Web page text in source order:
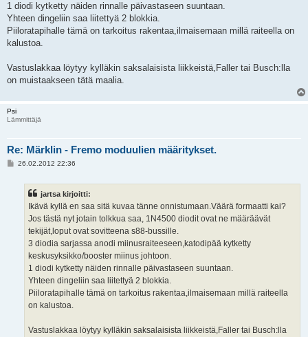
1 diodi kytketty näiden rinnalle päivastaseen suuntaan.
Yhteen dingeliin saa liitettyä 2 blokkia.
Piiloratapihalle tämä on tarkoitus rakentaa,ilmaisemaan millä raiteella on
kalustoa.
Vastuslakkaa löytyy kylläkin saksalaisista liikkeistä,Faller tai Busch:lla
on muistaakseen tätä maalia.
Psi
Lämmittäjä
Re: Märklin - Fremo moduulien määritykset.
V26.02.2012 22:36
jartsa kirjoitti:
Ikävä kyllä en saa sitä kuvaa tänne onnistumaan.Väärä formaatti kai?
Jos tästä nyt jotain tolkkua saa, 1N4500 diodit ovat ne määräävät
tekijät,loput ovat sovitteena s88-bussille.
3 diodia sarjassa anodi miinusraiteeseen,katodipää kytketty
keskusyksikko/booster miinus johtoon.
1 diodi kytketty näiden rinnalle päivastaseen suuntaan.
Yhteen dingeliin saa liitettyä 2 blokkia.
Piiloratapihalle tämä on tarkoitus rakentaa,ilmaisemaan millä raiteella
on kalustoa.
Vastuslakkaa löytyy kylläkin saksalaisista liikkeistä,Faller tai Busch:lla